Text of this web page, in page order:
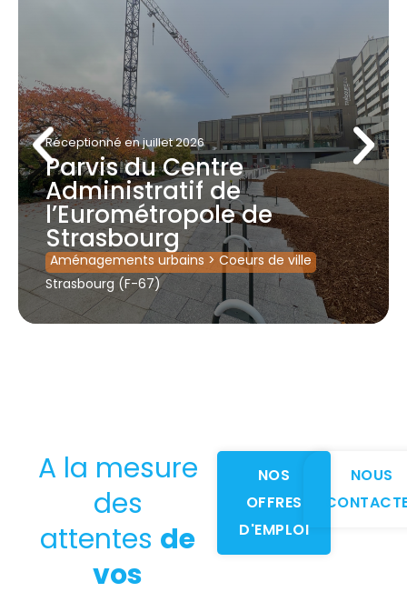
Réceptionné en juillet 2026
Parvis du Centre
Administratif de
l’Eurométropole de
Strasbourg
Aménagements urbains > Coeurs de ville
Strasbourg (F-67)
A la mesure
des
attentes de
vos
NOS
OFFRES
D'EMPLOI
NOUS